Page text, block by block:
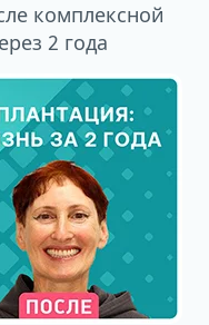
комплексной
2 года